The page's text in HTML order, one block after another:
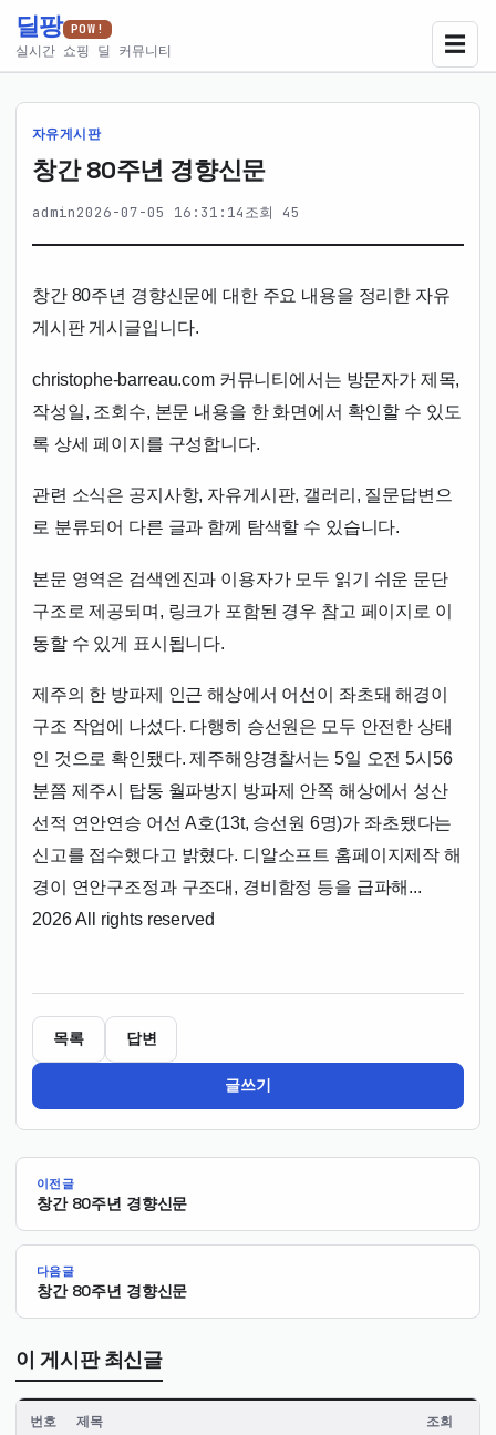
딜팡 POW!
실시간 쇼핑 딜 커뮤니티 ☰
자유게시판
창간 80주년 경향신문
admin2026-07-05 16:31:14조회 45
창간 80주년 경향신문에 대한 주요 내용을 정리한 자유
게시판 게시글입니다.
christophe-barreau.com 커뮤니티에서는 방문자가 제목,
작성일, 조회수, 본문 내용을 한 화면에서 확인할 수 있도
록 상세 페이지를 구성합니다.
관련 소식은 공지사항, 자유게시판, 갤러리, 질문답변으
로 분류되어 다른 글과 함께 탐색할 수 있습니다.
본문 영역은 검색엔진과 이용자가 모두 읽기 쉬운 문단
구조로 제공되며, 링크가 포함된 경우 참고 페이지로 이
동할 수 있게 표시됩니다.
제주의 한 방파제 인근 해상에서 어선이 좌초돼 해경이
구조 작업에 나섰다. 다행히 승선원은 모두 안전한 상태
인 것으로 확인됐다. 제주해양경찰서는 5일 오전 5시56
분쯤 제주시 탑동 월파방지 방파제 안쪽 해상에서 성산
선적 연안연승 어선 A호(13t, 승선원 6명)가 좌초됐다는
신고를 접수했다고 밝혔다. 디알소프트 홈페이지제작 해
경이 연안구조정과 구조대, 경비함정 등을 급파해...
2026 All rights reserved
목록 답변
글쓰기
이전글
창간 80주년 경향신문
다음글
창간 80주년 경향신문
이 게시판 최신글
번호 제목 조회